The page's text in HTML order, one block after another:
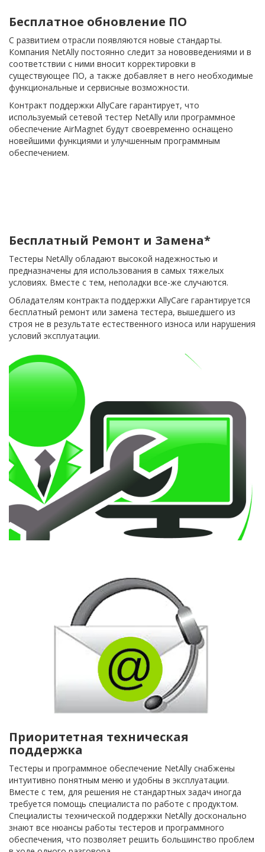
Бесплатное обновление ПО
С развитием отрасли появляются новые стандарты.
Компания NetAlly постоянно следит за нововведениями и в
соответствии с ними вносит корректировки в
существующее ПО, а также добавляет в него необходимые
функциональные и сервисные возможности.
Контракт поддержки AllyCare гарантирует, что
используемый сетевой тестер NetAlly или программное
обеспечение AirMagnet будут своевременно оснащено
новейшими функциями и улучшенным программным
обеспечением.
Бесплатный Ремонт и Замена*
Тестеры NetAlly обладают высокой надежностью и
предназначены для использования в самых тяжелых
условиях. Вместе с тем, неполадки все-же случаются.
Обладателям контракта поддержки AllyCare гарантируется
бесплатный ремонт или замена тестера, вышедшего из
строя не в результате естественного износа или нарушения
условий эксплуатации.
Приоритетная техническая
поддержка
Тестеры и программное обеспечение NetAlly снабжены
интуитивно понятным меню и удобны в эксплуатации.
Вместе с тем, для решения не стандартных задач иногда
требуется помощь специалиста по работе с продуктом.
Специалисты технической поддержки NetAlly досконально
знают все нюансы работы тестеров и программного
обеспечения, что позволяет решить большинство проблем